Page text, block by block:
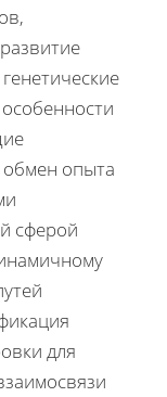
опыта
сферой
для